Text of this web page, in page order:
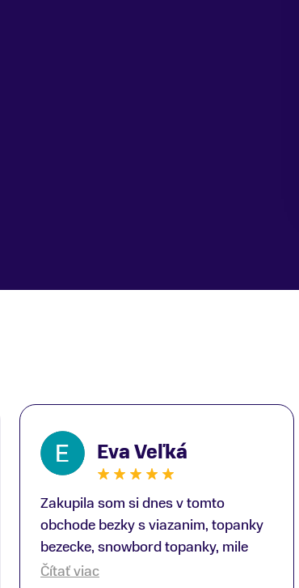
Eva Veľká
Zakupila som si dnes v tomto
obchode bezky s viazanim, topanky
bezecke, snowbord topanky, mile
prekvapenie ako Peter, ktory nas
Čítať viac